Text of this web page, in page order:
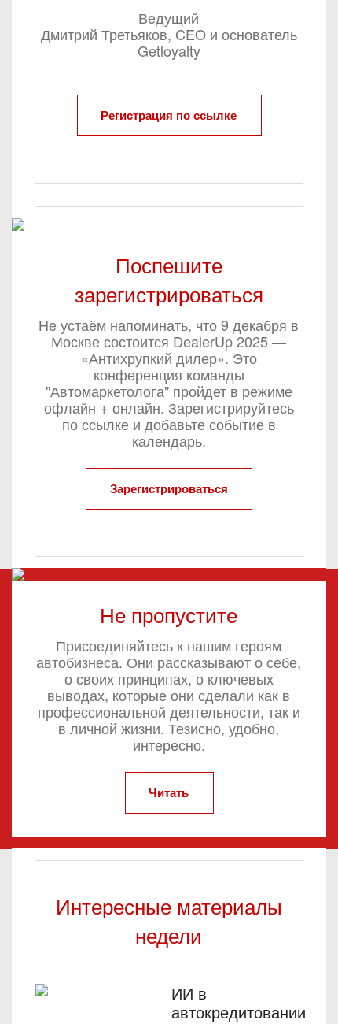
Ведущий
Дмитрий Третьяков, CEO и основатель
Getloyalty
Регистрация по ссылке
Поспешите
зарегистрироваться
Не устаём напоминать, что 9 декабря в
Москве состоится DealerUp 2025 —
«Антихрупкий дилер». Это
конференция команды
"Автомаркетолога" пройдет в режиме
офлайн + онлайн. Зарегистрируйтесь
по ссылке и добавьте событие в
календарь.
Зарегистрироваться
Не пропустите
Присоединяйтесь к нашим героям
автобизнеса. Они рассказывают о себе,
о своих принципах, о ключевых
выводах, которые они сделали как в
профессиональной деятельности, так и
в личной жизни. Тезисно, удобно,
интересно.
Читать
Интересные материалы
недели
ИИ в
автокредитовании